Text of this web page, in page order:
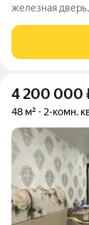
железная
собственник.
шаговой
4 200 000
48 м² 2-комн.